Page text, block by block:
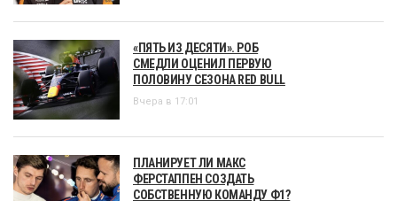
«ПЯТЬ ИЗ ДЕСЯТИ». РОБ
СМЕДЛИ ОЦЕНИЛ ПЕРВУЮ
ПОЛОВИНУ СЕЗОНА RED BULL
Вчера в 17:01
ПЛАНИРУЕТ ЛИ МАКС
ФЕРСТАППЕН СОЗДАТЬ
СОБСТВЕННУЮ КОМАНДУ Ф1?